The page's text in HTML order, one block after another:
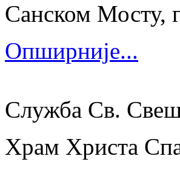
Санском Мосту,
Опширније...
Служба Св.
Храм Христа